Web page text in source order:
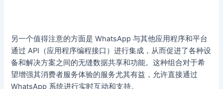
另一个值得注意的方面是 WhatsApp 与其他应用程序和平台
通过 API（应用程序编程接口）进行集成，从而促进了各种设
备和解决方案之间的无缝数据共享和功能。这种组合对于希
望增强其消费者服务体验的服务尤其有益，允许直接通过
WhatsApp 系统进行实时互动和支持。